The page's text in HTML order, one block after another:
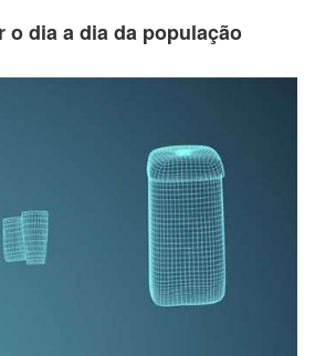
dia a dia da população